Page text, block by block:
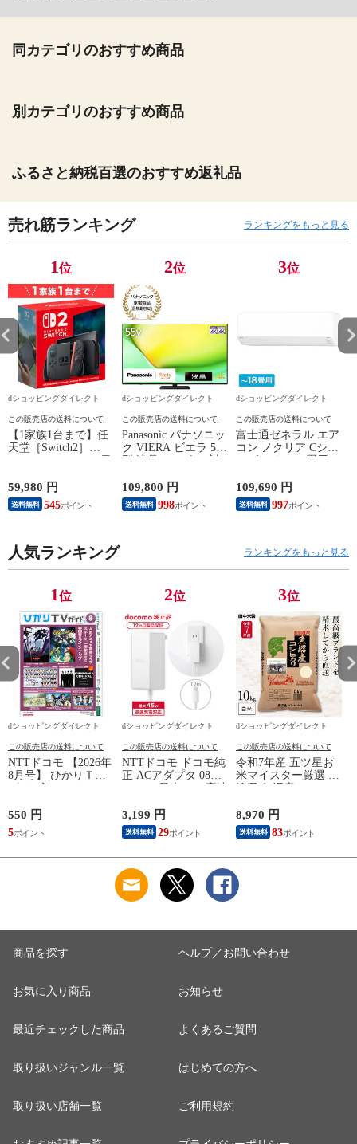
同カテゴリのおすすめ商品
別カテゴリのおすすめ商品
ふるさと納税百選のおすすめ返礼品
売れ筋ランキング ランキングをもっと見る
1位
dショッピングダイレクト
この販売店の送料について
【1家族1台まで】任
天堂［Switch2］
体 BEE-S-KB6CA
59,980 円
送料無料 545
2位
dショッピングダイレクト
この販売店の送料について
Panasonic パナソニッ
ク VIERA ビエラ 55
Youtube Netflix 【配
送のみ 設置なし 軒
先渡し】 ［正規取扱
109,800 円
送料無料 998
3位
dショッピングダイレクト
この販売店の送料について
富士通ゼネラル エア
コン ノクリア Cシリ
ル【配送のみ 設置な
し 軒先渡し】 AS-
C565S2-W
109,690 円
送料無料 997
人気ランキング ランキングをもっと見る
1位
dショッピングダイレクト
この販売店の送料について
NTTドコモ 【2026年
8月号】 ひかりＴＶ
550 円
5
2位
dショッピングダイレクト
この販売店の送料について
NTTドコモ ドコモ純
正 ACアダプタ 08
iPhone Android
Nintendo Switch スイ
ッチ対応 AMD39027
3,199 円
送料無料 29
3位
dショッピングダイレクト
この販売店の送料について
令和7年産 五ツ星お
米マイスター厳選 新
まとめ買い 田中米穀
精米HACCP認定の高
品質管理 白米 精米
8,970 円
送料無料 83
商品を探す
お気に入り商品
最近チェックした商品
取り扱いジャンル一覧
取り扱い店舗一覧
ヘルプ／お問い合わせ
お知らせ
よくあるご質問
はじめての方へ
ご利用規約